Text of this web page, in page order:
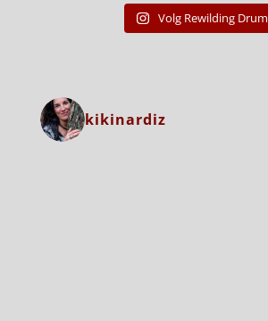
Volg Rewilding Drum
kikinardiz